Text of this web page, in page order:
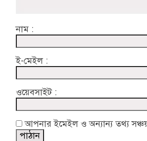
নাম :
ই-মেইল :
ওয়েবসাইট :
আপনার ইমেইল ও অন্যান্য তথ্য